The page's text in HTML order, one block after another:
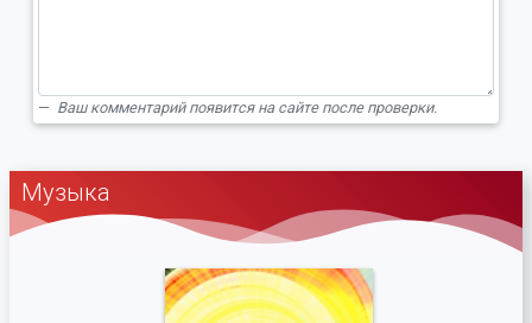
Ваш комментарий появится на сайте после проверки.
Музыка